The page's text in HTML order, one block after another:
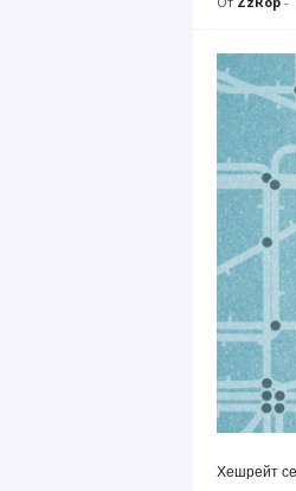
Хешрейт